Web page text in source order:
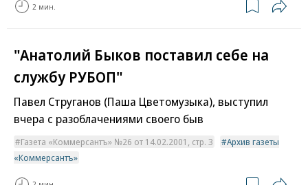
2 мин.
"Анатолий Быков поставил себе на
службу РУБОП"
Павел Струганов (Паша Цветомузыка), выступил
вчера с разоблачениями своего быв
Газета «Коммерсантъ» №26 от 14.02.2001, стр. 3
Архив газеты
«Коммерсантъ»